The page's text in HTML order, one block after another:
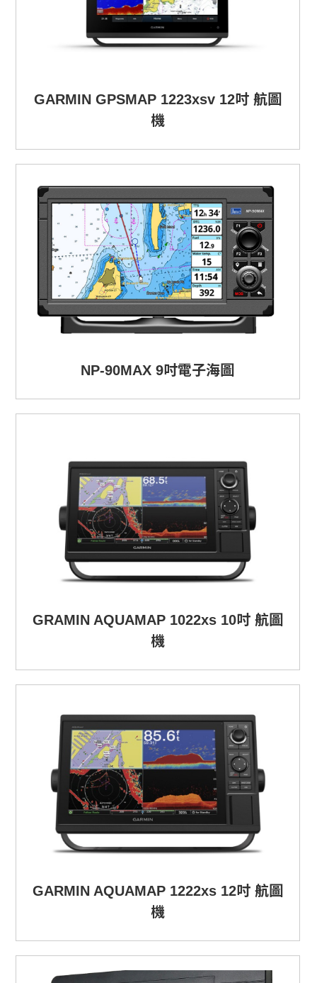
GARMIN GPSMAP 1223xsv 12吋 航圖
機
NP-90MAX 9吋電子海圖
GRAMIN AQUAMAP 1022xs 10吋 航圖
機
GARMIN AQUAMAP 1222xs 12吋 航圖
機